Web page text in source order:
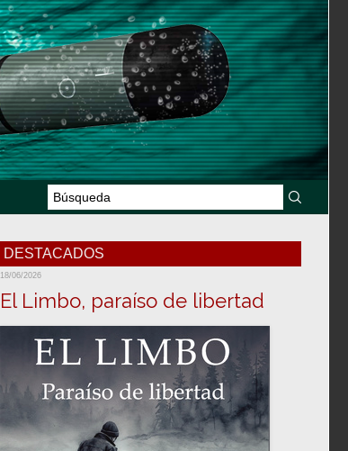
DESTACADOS
18/06/2026
El Limbo, paraíso de libertad